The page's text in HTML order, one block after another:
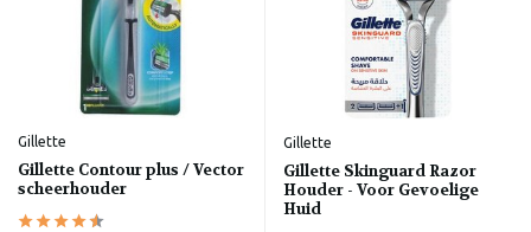
Gillette
Gillette Contour plus / Vector
scheerhouder
Gillette
Gillette Skinguard Razor
Houder - Voor Gevoelige
Huid